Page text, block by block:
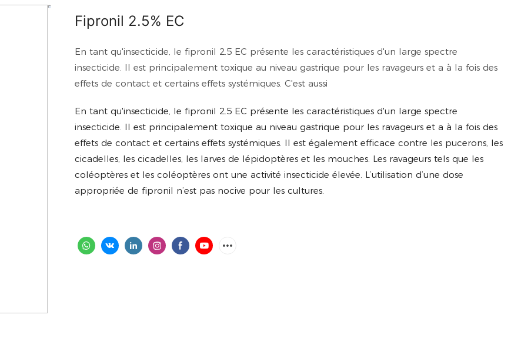
Fipronil 2.5% EC
En tant qu'insecticide, le fipronil 2.5 EC présente les caractéristiques d'un large spectre
insecticide. Il est principalement toxique au niveau gastrique pour les ravageurs et a à la fois des
effets de contact et certains effets systémiques. C'est aussi
En tant qu'insecticide, le fipronil 2.5 EC présente les caractéristiques d'un large spectre
insecticide. Il est principalement toxique au niveau gastrique pour les ravageurs et a à la fois des
effets de contact et certains effets systémiques. Il est également efficace contre les pucerons, les
cicadelles, les cicadelles, les larves de lépidoptères et les mouches. Les ravageurs tels que les
coléoptères et les coléoptères ont une activité insecticide élevée. L’utilisation d’une dose
appropriée de fipronil n’est pas nocive pour les cultures.